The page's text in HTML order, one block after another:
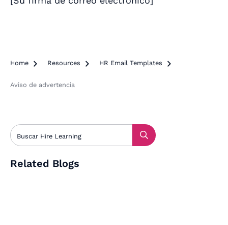
Home  Resources  HR Email Templates 
Aviso de advertencia
Related Blogs